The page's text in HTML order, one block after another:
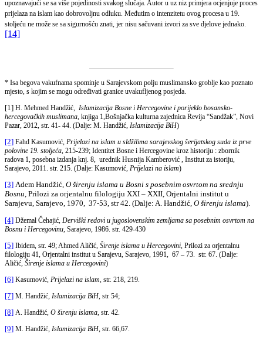
upoznavajući se sa više pojedinosti svakog slučaja. Autor u uz niz primjera ocjenjuje proces
prijelaza na islam kao dobrovoljnu odluku. Međutim o intenzitetu ovog procesa u 19.
stoljeću ne može se sa sigurnošću znati, jer nisu sačuvani izvori za sve djelove jednako.
[14]
* Isa begova vakufnama spominje u Sarajevskom polju muslimansko groblje kao poznato
mjesto, s kojim se mogu određivati granice uvakufljenog posjeda.
[1] H. Mehmed Handžić, Islamizacija Bosne i Hercegovine i porijeklo bosansko-
hercegovačkih muslimana, knjiga 1,Bošnjačka kulturna zajednica Revija “Sandžak”, Novi
Pazar, 2012, str. 41- 44. (Dalje: M. Handžić, Islamizacija BiH)
[2] Fahd Kasumović, Prijelazi na islam u sldžilima sarajevskog šerijatskog suda iz prve
polovine 19. stoljeća, 215-239; Identitet Bosne i Hercegovine kroz historiju : zbornik
radova 1, posebna izdanja knj. 8, urednik Husnija Kamberović , Institut za istoriju,
Sarajevo, 2011. str. 215. (Dalje: Kasumović, Prijelazi na islam)
[3] Adem Handžić, O širenju islama u Bosni s posebnim osvrtom na srednju
Bosnu, Prilozi za orjentalnu filologiju XXI – XXII, Orjentalni institut u
Sarajevu, Sarajevo, 1970, 37-53, str 42. (Dalje: A. Handžić, O širenju islama).
[4] Džemal Čehajić, Derviški redovi u jugoslovenskim zemljama sa posebnim osvrtom na
Bosnu i Hercegovinu , Sarajevo, 1986. str. 429-430
[5] Ibidem, str. 49; Ahmed Aličić, Širenje islama u Hercegovini , Prilozi za orjentalnu
filologiju 41, Orjentalni institut u Sarajevu, Sarajevo, 1991, 67 – 73. str. 67. (Dalje:
Aličić, Širenje islama u Hercegovini)
[6] Kasumović, Prijelazi na islam, str. 218, 219.
[7] M. Handžić, Islamizacija BiH, str 54;
[8] A. Handžić, O širenju islama, str. 42.
[9] M. Handžić, Islamizacija BiH, str. 66,67.